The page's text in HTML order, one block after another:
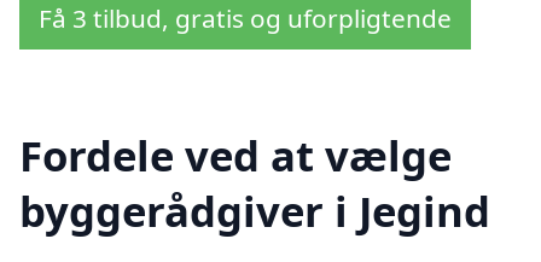
Få 3 tilbud, gratis og uforpligtende
Fordele ved at vælge
byggerådgiver i Jegind